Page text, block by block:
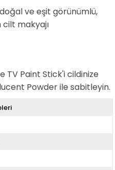
ve eşit görünümlü,
makyajı
TV Paint Stick'i cildinize
Powder ile sabitleyin.